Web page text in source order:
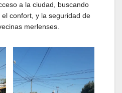
a la ciudad, buscando
confort, y la seguridad de
merlenses.